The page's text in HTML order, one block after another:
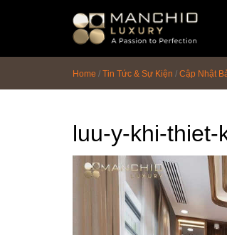
Home / Tin Tức & Sự Kiện / Cập Nhật
luu-y-khi-thiet-